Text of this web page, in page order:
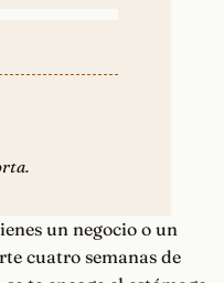
un negocio o un
cuatro semanas de